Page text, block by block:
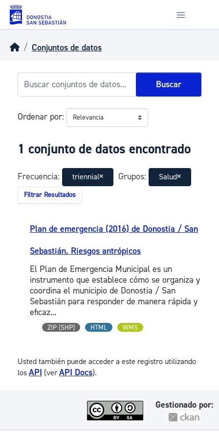
Skip to main content
Conjuntos de datos
Buscar
Ordenar por
1 conjunto de datos encontrado
Frecuencia: triennial Grupos: Salud
Filtrar Resultados
Plan de emergencia (2016) de Donostia / San
Sebastián. Riesgos antrópicos
El Plan de Emergencia Municipal es un
instrumento que establece cómo se organiza y
coordina el municipio de Donostia / San
Sebastián para responder de manera rápida y
eficaz...
ZIP (SHP) HTML WMS
Usted también puede acceder a este registro utilizando
los API (verAPI Docs).
Gestionado por: